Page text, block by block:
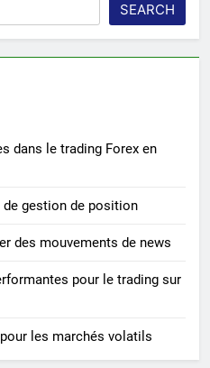
SEARCH
dans le trading Forex en
de gestion de position
des mouvements de news
pour le trading sur
les marchés volatils